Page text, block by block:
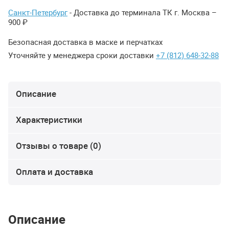
Санкт-Петербург- Доставка до терминала ТК г. Москва –
900 ₽
Безопасная доставка в маске и перчатках
Уточняйте у менеджера сроки доставки +7 (812) 648-32-88
Описание
Характеристики
Отзывы о товаре (0)
Оплата и доставка
Описание